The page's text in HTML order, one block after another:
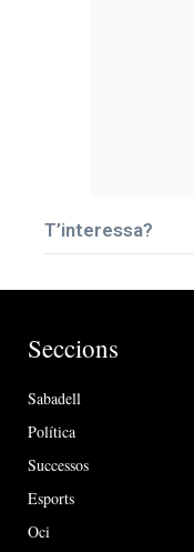
T’interessa?
Seccions
Sabadell
Política
Successos
Esports
Oci